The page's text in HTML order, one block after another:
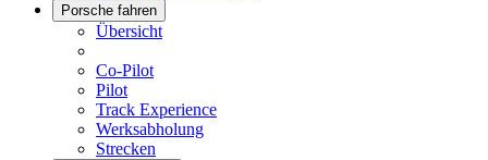
Porsche fahren
Übersicht
Co-Pilot
Pilot
Track Experience
Werksabholung
Strecken